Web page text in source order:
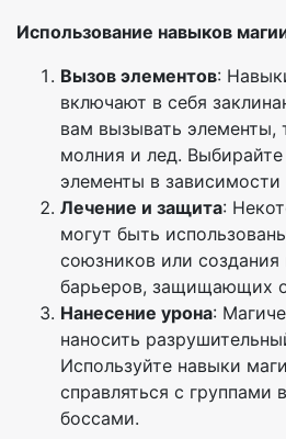
Использование навыков
Вызов элементов:
включают в себя
вам вызывать элементы,
молния и лед.
элементы в зависимости
Лечение и защита:
могут быть
союзников или создания
барьеров, защищающих
Нанесение урона:
наносить
Используйте навыки
справляться с
боссами.